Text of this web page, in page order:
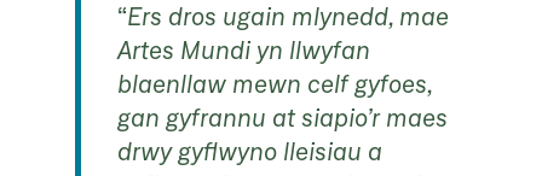
“Ers dros ugain mlynedd, mae
Artes Mundi yn llwyfan
blaenllaw mewn celf gyfoes,
gan gyfrannu at siapio’r maes
drwy gyflwyno lleisiau a